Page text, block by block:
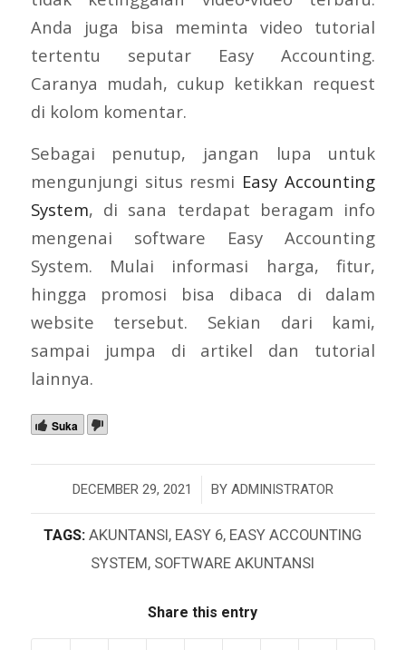
Anda juga bisa meminta video tutorial
tertentu seputar Easy Accounting.
Caranya mudah, cukup ketikkan request
di kolom komentar.
Sebagai penutup, jangan lupa untuk
mengunjungi situs resmi Easy Accounting
System, di sana terdapat beragam info
mengenai software Easy Accounting
System. Mulai informasi harga, fitur,
hingga promosi bisa dibaca di dalam
website tersebut. Sekian dari kami,
sampai jumpa di artikel dan tutorial
lainnya.
Suka
DECEMBER 29, 2021
/ BY ADMINISTRATOR
TAGS: AKUNTANSI, EASY 6, EASY ACCOUNTING
SYSTEM, SOFTWARE AKUNTANSI
Share this entry